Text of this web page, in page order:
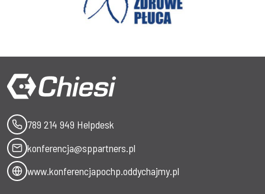
789 214 949 Helpdesk
konferencja@sppartners.pl
www.konferencjapochp.oddychajmy.pl